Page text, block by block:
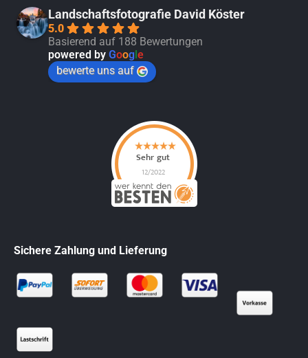
Landschaftsfotografie David Köster
5.0
Basierend auf 188 Bewertungen
powered by Goog e
bewerte uns auf
Sichere Zahlung und Lieferung